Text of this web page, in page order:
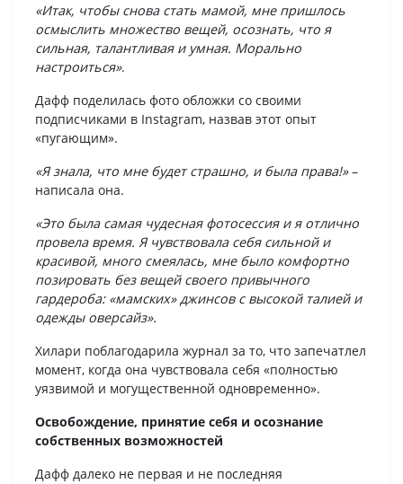
«Итак, чтобы снова стать мамой, мне пришлось
осмыслить множество вещей, осознать, что я
сильная, талантливая и умная. Морально
настроиться».
Дафф поделилась фото обложки со своими
подписчиками в Instagram, назвав этот опыт
«пугающим».
«Я знала, что мне будет страшно, и была права!»–
написала она.
«Это была самая чудесная фотосессия и я отлично
провела время. Я чувствовала себя сильной и
красивой, много смеялась, мне было комфортно
позировать без вещей своего привычного
гардероба: «мамских» джинсов с высокой талией и
одежды оверсайз».
Хилари поблагодарила журнал за то, что запечатлел
момент, когда она чувствовала себя «полностью
уязвимой и могущественной одновременно».
Освобождение, принятие себя и осознание
собственных возможностей
Дафф далеко не первая и не последняя